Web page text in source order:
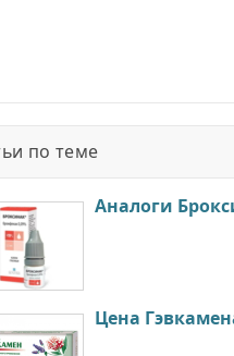
по теме
Аналоги
Цена